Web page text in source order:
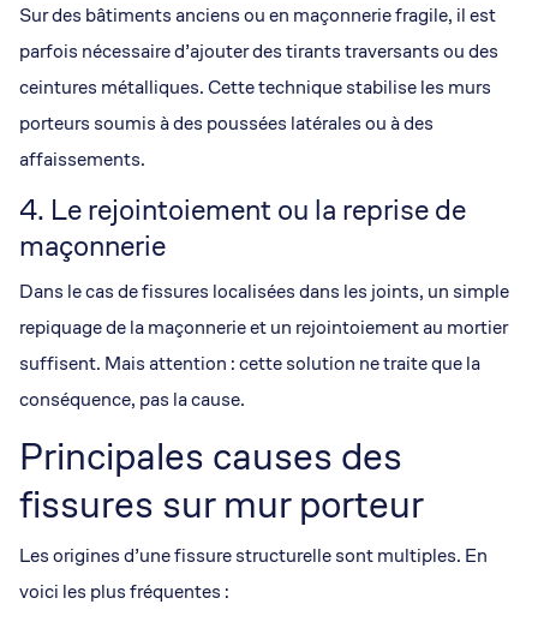
Sur des bâtiments anciens ou en maçonnerie fragile, il est
parfois nécessaire d’ajouter des tirants traversants ou des
ceintures métalliques. Cette technique stabilise les murs
porteurs soumis à des poussées latérales ou à des
affaissements.
4. Le rejointoiement ou la reprise de
maçonnerie
Dans le cas de fissures localisées dans les joints, un simple
repiquage de la maçonnerie et un rejointoiement au mortier
suffisent. Mais attention : cette solution ne traite que la
conséquence, pas la cause.
Principales causes des
fissures sur mur porteur
Les origines d’une fissure structurelle sont multiples. En
voici les plus fréquentes :